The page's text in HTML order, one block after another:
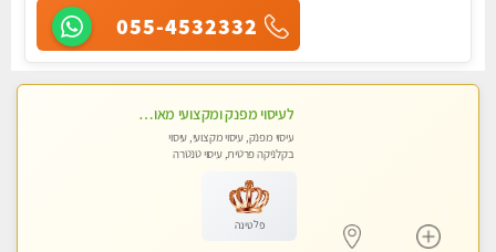
055-4532332
לעיסוי מפנק ומקצועי מאוד . לחוויה מרגיעה ומפנקת .מומלץ מאוד !!!
עיסוי מפנק, עיסוי מקצועי, עיסוי
בקלניקה פרטית, עיסוי טנטרה
פלטינה